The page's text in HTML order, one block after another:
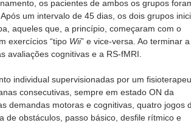
os pacientes de ambos os grupos
um intervalo de 45 dias, os dois grupos
aqueles que, a princípio, começaram com o
exercícios “tipo Wii” e vice-versa. Ao terminar a
avaliações cognitivas e a RS-fMRI.
individual supervisionadas por um
consecutivas, sempre em estado ON da
demandas motoras e cognitivas, quatro jogos
de obstáculos, passo básico, desfile rítmico e